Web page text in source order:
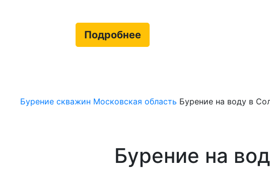
Подробнее
Бурение скважин Московская область Бурение на воду в
Бурение на